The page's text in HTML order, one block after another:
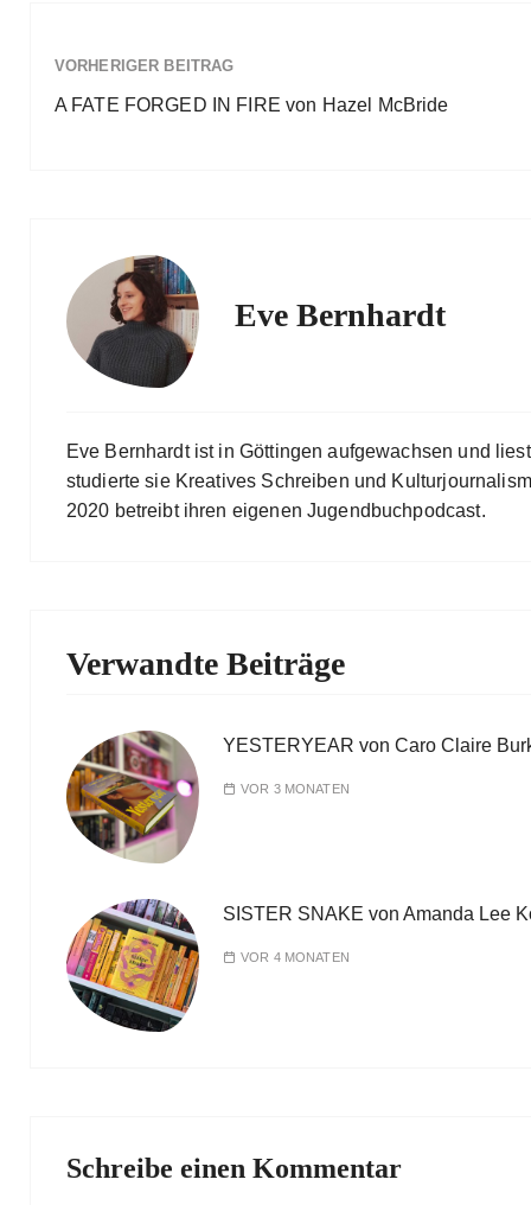
VORHERIGER BEITRAG
A FATE FORGED IN FIRE von Hazel McBride
Eve Bernhardt
Eve Bernhardt ist in Göttingen aufgewachsen und
studierte sie Kreatives Schreiben und
2020 betreibt ihren eigenen Jugendbuchpodcast.
Verwandte Beiträge
YESTERYEAR von Caro Claire
VOR 3 MONATEN
SISTER SNAKE von Amanda Lee
VOR 4 MONATEN
Schreibe einen Kommentar